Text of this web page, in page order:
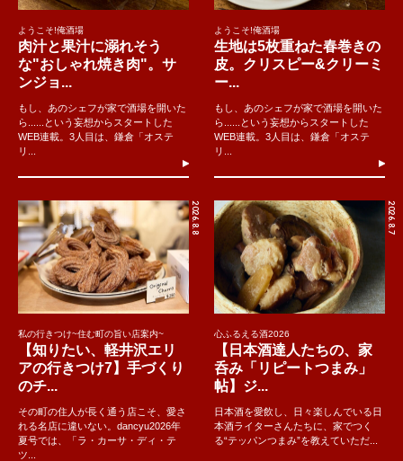
ようこそ!俺酒場
肉汁と果汁に溺れそう
な"おしゃれ焼き肉"。サ
ンジョ...
もし、あのシェフが家で酒場を開いた
ら......という妄想からスタートした
WEB連載。3人目は、鎌倉「オステ
リ...
ようこそ!俺酒場
生地は5枚重ねた春巻きの
皮。クリスピー&クリーミ
ー...
もし、あのシェフが家で酒場を開いた
ら......という妄想からスタートした
WEB連載。3人目は、鎌倉「オステ
リ...
2026.8.8
私の行きつけ~住む町の旨い店案内~
【知りたい、軽井沢エリ
アの行きつけ7】手づくり
のチ...
その町の住人が長く通う店こそ、愛さ
れる名店に違いない。dancyu2026年
夏号では、「ラ・カーサ・ディ・テ
ツ...
2026.8.7
心ふるえる酒2026
【日本酒達人たちの、家
呑み「リピートつまみ」
帖】ジ...
日本酒を愛飲し、日々楽しんでいる日
本酒ライターさんたちに、家でつく
る“テッパンつまみ”を教えていただ...